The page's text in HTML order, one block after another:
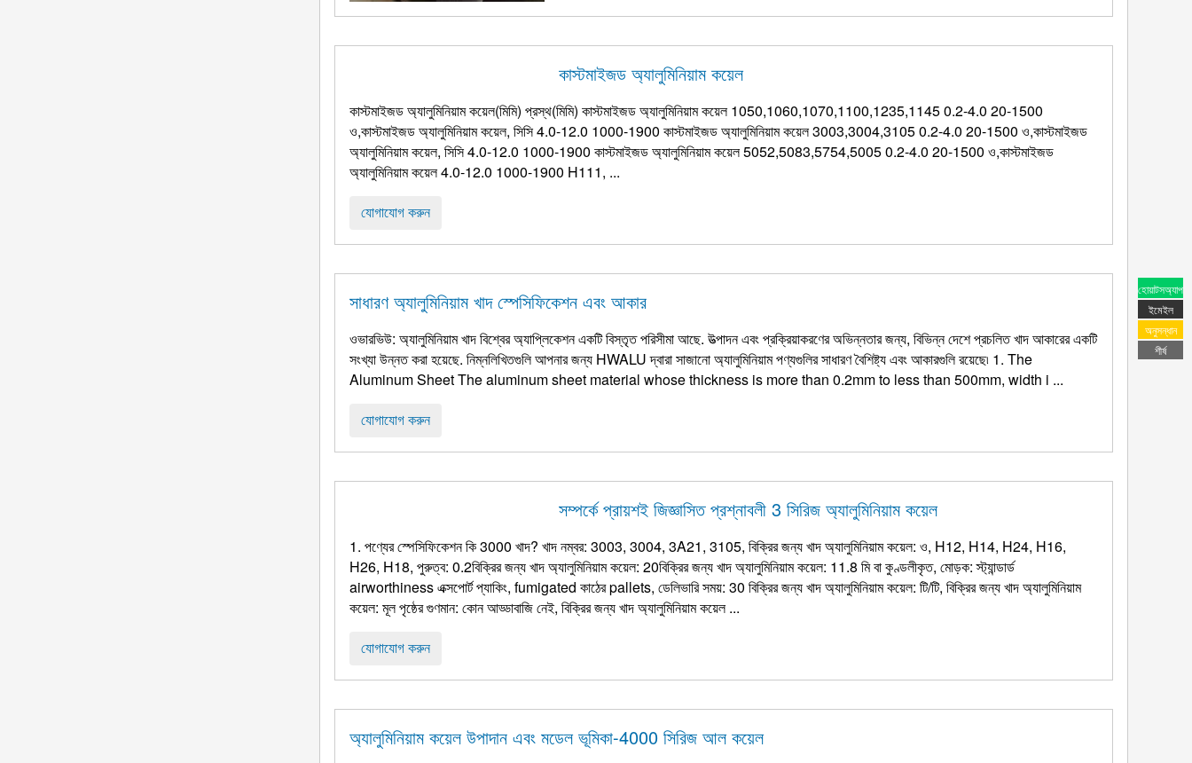
কাস্টমাইজড অ্যালুমিনিয়াম কয়েল
কাস্টমাইজড অ্যালুমিনিয়াম কয়েল(মিমি) প্রস্থ(মিমি) কাস্টমাইজড অ্যালুমিনিয়াম কয়েল 1050,1060,1070,1100,1235,1145 0.2-4.0 20-1500
ও,কাস্টমাইজড অ্যালুমিনিয়াম কয়েল, সিসি 4.0-12.0 1000-1900 কাস্টমাইজড অ্যালুমিনিয়াম কয়েল 3003,3004,3105 0.2-4.0 20-1500 ও,কাস্টমাইজড
অ্যালুমিনিয়াম কয়েল, সিসি 4.0-12.0 1000-1900 কাস্টমাইজড অ্যালুমিনিয়াম কয়েল 5052,5083,5754,5005 0.2-4.0 20-1500 ও,কাস্টমাইজড
অ্যালুমিনিয়াম কয়েল 4.0-12.0 1000-1900 H111, ...
যোগাযোগ করুন
সাধারণ অ্যালুমিনিয়াম খাদ স্পেসিফিকেশন এবং আকার
ওভারভিউ: অ্যালুমিনিয়াম খাদ বিশ্বের অ্যাপ্লিকেশন একটি বিস্তৃত পরিসীমা আছে. উত্পাদন এবং প্রক্রিয়াকরণের অভিন্নতার জন্য, বিভিন্ন দেশে প্রচলিত খাদ আকারের একটি
সংখ্যা উন্নত করা হয়েছে. নিম্নলিখিতগুলি আপনার জন্য HWALU দ্বারা সাজানো অ্যালুমিনিয়াম পণ্যগুলির সাধারণ বৈশিষ্ট্য এবং আকারগুলি রয়েছে৷ 1. The
Aluminum Sheet The aluminum sheet material whose thickness is more than 0.2mm to less than 500mm, width i ...
যোগাযোগ করুন
সম্পর্কে প্রায়শই জিজ্ঞাসিত প্রশ্নাবলী 3 সিরিজ অ্যালুমিনিয়াম কয়েল
1. পণ্যের স্পেসিফিকেশন কি 3000 খাদ? খাদ নম্বর: 3003, 3004, 3A21, 3105, বিক্রির জন্য খাদ অ্যালুমিনিয়াম কয়েল: ও, H12, H14, H24, H16,
H26, H18, পুরুত্ব: 0.2বিক্রির জন্য খাদ অ্যালুমিনিয়াম কয়েল: 20বিক্রির জন্য খাদ অ্যালুমিনিয়াম কয়েল: 11.8 মি বা কুণ্ডলীকৃত, মোড়ক: স্ট্যান্ডার্ড
airworthiness এক্সপোর্ট প্যাকিং, fumigated কাঠের pallets, ডেলিভারি সময়: 30 বিক্রির জন্য খাদ অ্যালুমিনিয়াম কয়েল: টি/টি, বিক্রির জন্য খাদ অ্যালুমিনিয়াম
কয়েল: মূল পৃষ্ঠের গুণমান: কোন আড্ডাবাজি নেই, বিক্রির জন্য খাদ অ্যালুমিনিয়াম কয়েল ...
যোগাযোগ করুন
অ্যালুমিনিয়াম কয়েল উপাদান এবং মডেল ভূমিকা-4000 সিরিজ আল কয়েল
হোয়াটসঅ্যাপ
ইমেইল
অনুসন্ধান
শীর্ষ